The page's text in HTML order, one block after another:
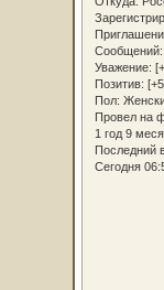
Сообщений:
Уважение:
Позитив:
Пол:
Провел на
1 год 9
Последний
Сегодня